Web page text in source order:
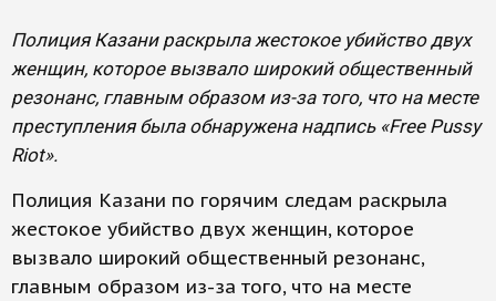
Полиция Казани раскрыла жестокое убийство двух
женщин, которое вызвало широкий общественный
резонанс, главным образом из-за того, что на месте
преступления была обнаружена надпись «Free Pussy
Riot».
Полиция Казани по горячим следам раскрыла
жестокое убийство двух женщин, которое
вызвало широкий общественный резонанс,
главным образом из-за того, что на месте